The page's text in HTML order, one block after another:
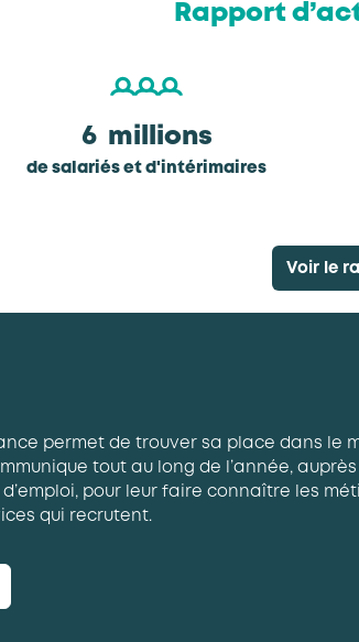
Rapport d ’ac
6 millions
de salariés et d'intérimaires
Voir le
permet de trouver sa place dans le
tout au long de l’année, auprès
pour leur faire connaître les
qui recrutent.